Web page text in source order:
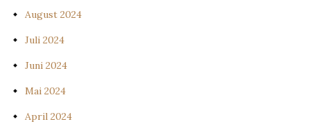
August 2024
Juli 2024
Juni 2024
Mai 2024
April 2024